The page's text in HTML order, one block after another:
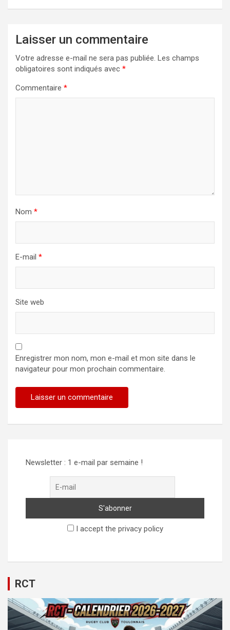
Laisser un commentaire
Votre adresse e-mail ne sera pas publiée. Les champs
obligatoires sont indiqués avec *
Commentaire *
Nom *
E-mail *
Site web
Enregistrer mon nom, mon e-mail et mon site dans le
navigateur pour mon prochain commentaire.
Newsletter : 1 e-mail par semaine !
I accept the privacy policy
RCT